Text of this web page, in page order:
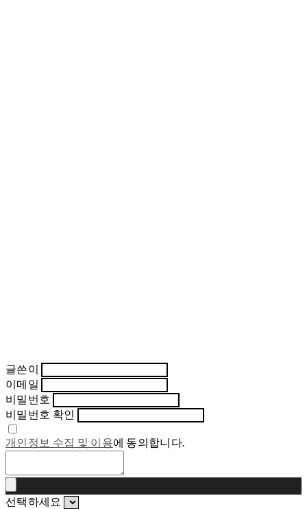
글쓴이
이메일
비밀번호
비밀번호 확인
개인정보 수집 및 이용에 동의합니다.
선택하세요